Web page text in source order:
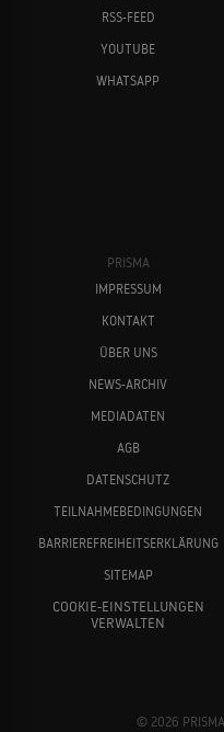
RSS-FEED
YOUTUBE
WHATSAPP
PRISMA
IMPRESSUM
KONTAKT
ÜBER UNS
NEWS-ARCHIV
MEDIADATEN
AGB
DATENSCHUTZ
TEILNAHMEBEDINGUNGEN
BARRIEREFREIHEITSERKLÄRUNG
SITEMAP
COOKIE-EINSTELLUNGEN
VERWALTEN
© 2026